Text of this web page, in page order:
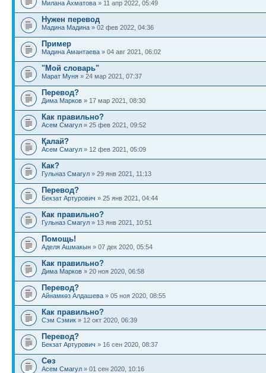
Милана Ахматова » 11 апр 2022, 05:49
Нужен перевод
Мадина Мадина » 02 фев 2022, 04:36
Пример
Мадина Амантаева » 04 авг 2021, 06:02
"Мой словарь"
Марат Муня » 24 мар 2021, 07:37
Перевод?
Дима Марков » 17 мар 2021, 08:30
Как правильно?
Асем Смагул » 25 фев 2021, 09:52
Қалай?
Асем Смагул » 12 фев 2021, 05:09
Как?
Гульназ Смагул » 29 янв 2021, 11:13
Перевод?
Бекзат Артурович » 25 янв 2021, 04:44
Как правильно?
Гульназ Смагул » 13 янв 2021, 10:51
Помощь!
Аделя Ашмакын » 07 дек 2020, 05:54
Как правильно?
Дима Марков » 20 ноя 2020, 06:58
Перевод?
Айнамкөз Алдашева » 05 ноя 2020, 08:55
Как правильно?
Сэм Сэмик » 12 окт 2020, 06:39
Перевод?
Бекзат Артурович » 16 сен 2020, 08:37
Сөз
Асем Смагул » 01 сен 2020, 10:16